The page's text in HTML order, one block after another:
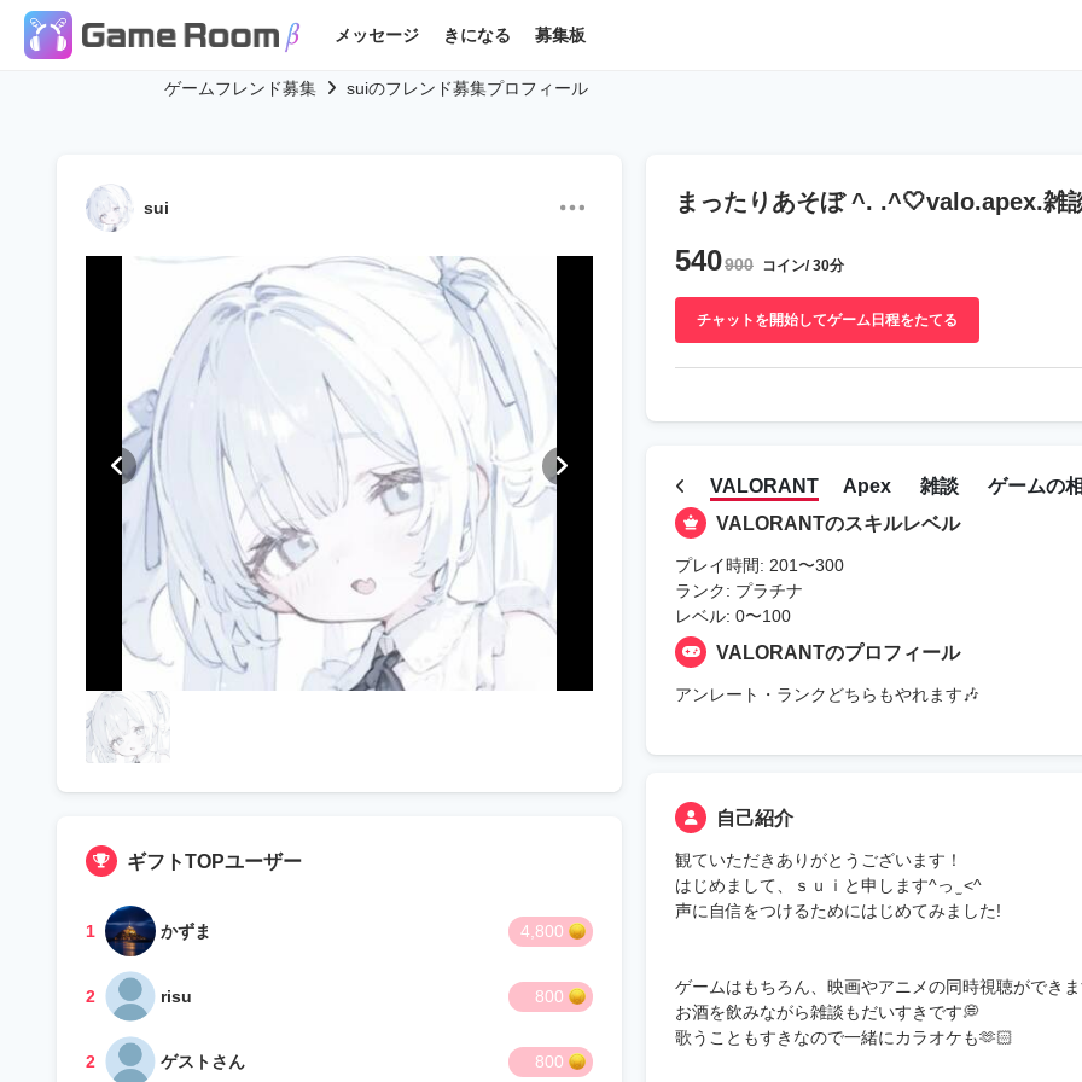
メッセージ きになる 募集板
ゲームフレンド募集 suiのフレンド募集プロフィール
sui
ギフトTOPユーザー
1 かずま 4,800
2 risu 800
2 ゲストさん 800
まったりあそぼ ^. .^🤍valo.apex.雑
540900 コイン/ 30分
チャットを開始してゲーム日程をたてる
VALORANT Apex 雑談
ゲームの
VALORANTのスキルレベル
プレイ時間: 201〜300
ランク: プラチナ
レベル: 0〜100
VALORANTのプロフィール
アンレート・ランクどちらもやれます🎶
自己紹介
観ていただきありがとうございます！
はじめまして、ｓｕｉと申します^っ ̫ <^
声に自信をつけるためにはじめてみました!
ゲームはもちろん、映画やアニメの同時視聴ができ
お酒を飲みながら雑談もだいすきです💭
歌うこともすきなので一緒にカラオケも🫶🏻